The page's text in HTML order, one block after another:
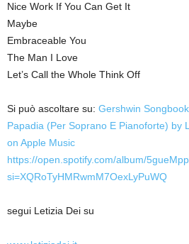
Nice Work If You Can Get It
Maybe
Embraceable You
The Man I Love
Let’s Call the Whole Think Off
Si può ascoltare su: ‎Gershwin
Papadia (Per Soprano E Pianoforte) by
on Apple Music
https://open.spotify.com/album/
si=XQRoTyHMRwmM7OexLyPuWQ
segui Letizia Dei su